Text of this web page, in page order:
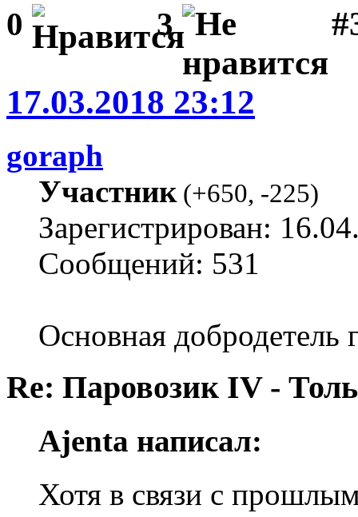
0 3
17.03.2018 23:12
goraph
Участник(+650, -225)
Зарегистрирован:
Сообщений: 531
Основная добродетель
Re: Паровозик IV -
Ajenta написал:
Хотя в связи с